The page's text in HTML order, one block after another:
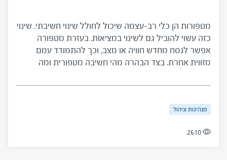
מטפורות הן כלי רב-עצמה שיכול לחולל שינוי חשיבתי. שינוי
כזה עשוי להוביל גם לשינוי במציאות. בעזרת מטפורה
אפשר לנסח מחדש חוויה או מצב, וכך להתמודד עמם
מזווית אחרת. בצד הבהרה מהי חשיבה מטפורית ומה
להבהיר ולהבין סיטואציות מורכבות או מציפות.
מנהיגות וניהול
2610